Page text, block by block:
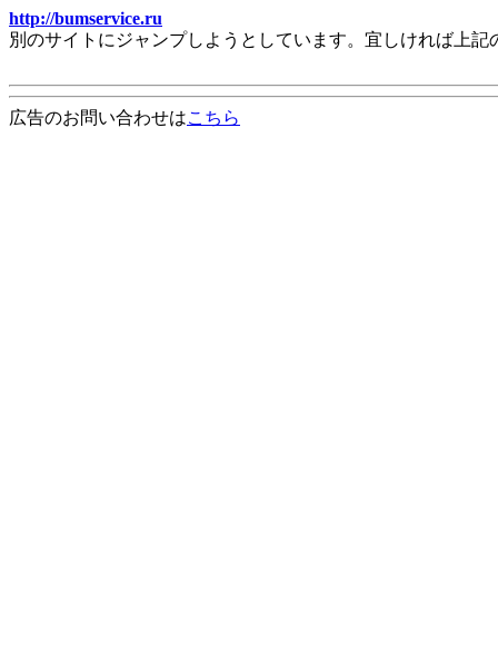
http://bumservice.ru
別のサイトにジャンプしようとしています。宜しければ上
広告のお問い合わせはこちら